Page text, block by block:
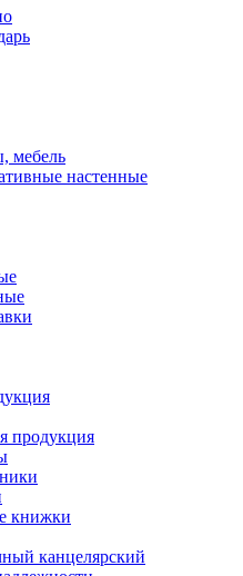
мебель
настенные
продукция
книжки
канцелярский